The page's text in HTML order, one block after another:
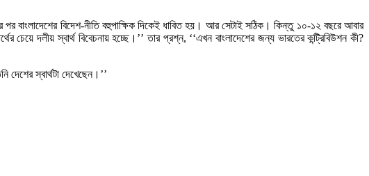
বাংলাদেশের বিদেশ-নীতি বহুপাক্ষিক দিকেই ধাবিত হয়। আর সেটাই সঠিক। কিন্তু ১০-১২ বছরে আবার
দলীয় স্বার্থ বিবেচনায় হচ্ছে।’’ তার প্রশ্ন, ‘‘এখন বাংলাদেশের জন্য ভারতের কন্ট্রিবিউশন কী?
স্বার্থটা দেখেছেন।’’